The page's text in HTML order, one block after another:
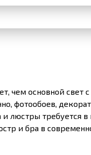
чем основной свет
фотообоев,
люстры требуется в
и бра в